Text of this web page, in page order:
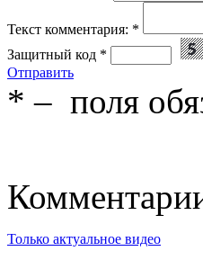
Текст комментария: *
Защитный код *
Отправить
* – поля
Только актуальное видео